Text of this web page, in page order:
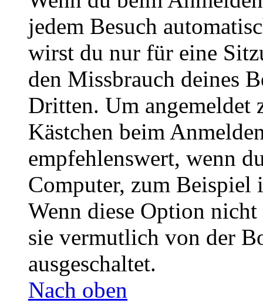
jedem Besuch
wirst du nur für eine
den Missbrauch deines
Dritten. Um angemeldet
Kästchen beim
empfehlenswert, wenn
Computer, zum Beispiel
Wenn diese Option
sie vermutlich von der
ausgeschaltet.
Nach oben